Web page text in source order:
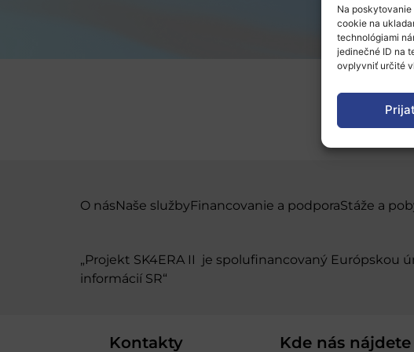
Na
cookie na
technológiami
jedinečné ID na
ovplyvniť určité
O násNaše službyFinancovanie a podporaStáže a
„Projekt SK4ERA II je spolufinancovaný
informácií SR“
Kontakty Kde nás nájdete